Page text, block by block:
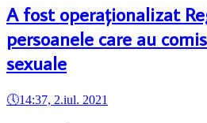
A fost operaționalizat
persoanele care au
sexuale
🕔14:37, 2.iul. 2021